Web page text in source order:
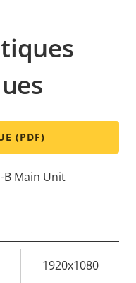
(PDF)
B Main Unit
1920x1080